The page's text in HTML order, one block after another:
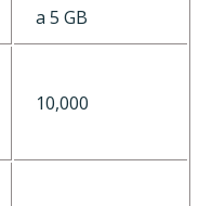
a 5 GB
10,000